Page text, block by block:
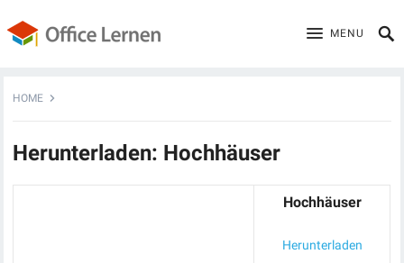
MENU
HOME
Herunterladen: Hochhäuser
Hochhäuser
Herunterladen